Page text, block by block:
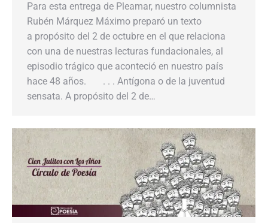
Para esta entrega de Pleamar, nuestro columnista
Rubén Márquez Máximo preparó un texto
a propósito del 2 de octubre en el que relaciona
con una de nuestras lecturas fundacionales, al
episodio trágico que aconteció en nuestro país
hace 48 años. . . . Antígona o de la juventud
sensata. A propósito del 2 de…